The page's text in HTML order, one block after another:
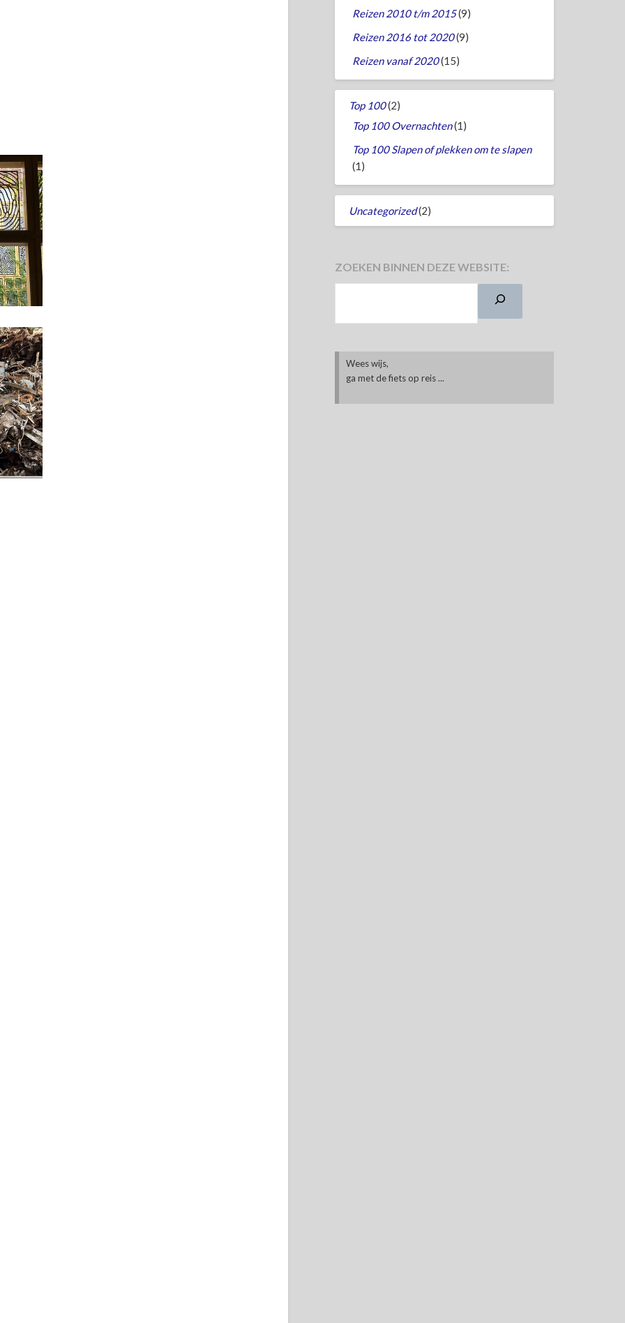
Reizen 2010 t/m 2015(9)
Reizen 2016 tot 2020(9)
Reizen vanaf 2020(15)
Top 100(2)
Top 100 Overnachten(1)
Top 100 Slapen of plekken om te slapen
(1)
Uncategorized(2)
ZOEKEN BINNEN DEZE WEBSITE:
Wees wijs,
ga met de fiets op reis ...